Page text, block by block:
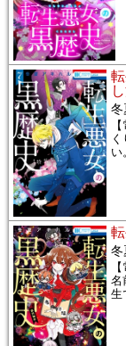
冬
い
冬
名
生